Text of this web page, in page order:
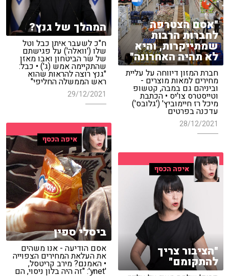
המהלך של גנץ?
ח"כ לשעבר איתן כבל וטל
שלו ('וואלה') על פגישתם
של שר הביטחון ואבו מאזן
שהתקיימה אמש (ג') • כבל:
"גנץ רוצה להראות שהוא
ראש הממשלה החליפי"
29/12/2021
"אסם הצטרפה
לחברות הרבות
שמתייקרות, והיא
לא תהיה האחרונה"
חברת המזון דיווחה על עליית
מחירים למאות מוצרים -
וביניהם גם במבה, קטשופ
וטייסטרס צו'יס • הכתבת
מיכל רז חיימוביץ' ('גלובס')
עדכנה בפרטים
28/12/2021
איפה הכסף
ביסלי ספין
אסם הודיעה - אנו משהים
את העלאת המחירים הצפוייה
• האמנם? מירב קריטסל,
'ynet': "זה היה בלון ניסוי, הם
איפה הכסף
"הציבור צריך
להתקומם"